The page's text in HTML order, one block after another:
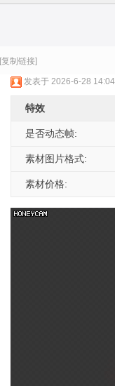
[复制链接]
发表于 2026-6-28
特效
是否动态帧:
素材图片格式:
素材价格: